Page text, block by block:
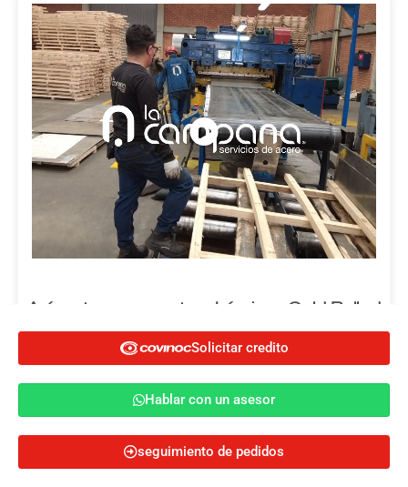
Así cortamos nuestras Láminas Cold Rolled
Ver más
Solicitar credito
Hablar con un asesor
Cotiza ahora
Solicitar credito
Hablar con un asesor
seguimiento de pedidos